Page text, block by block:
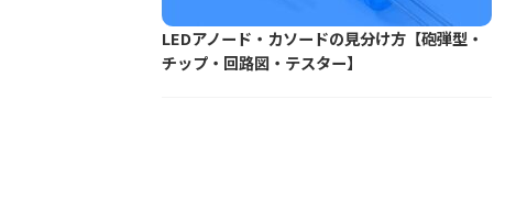
LEDアノード・カソードの見分け方【砲弾型・
チップ・回路図・テスター】